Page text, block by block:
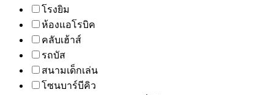
โรงยิม
ห้องแอโรบิค
คลับเฮ้าส์
รถบัส
สนามเด็กเล่น
โซนบาร์บีคิว